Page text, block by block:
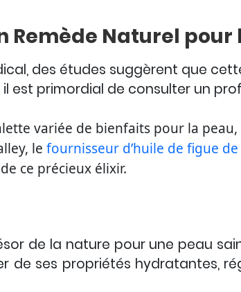
Remède Naturel
des études suggèrent que
est primordial de consulter un
variée de bienfaits pour la
lefournisseur d’huile de figue
ce précieux élixir.
de la nature pour une peau
de ses propriétés hydratantes,